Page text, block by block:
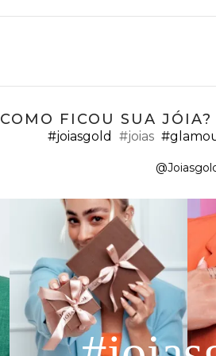
COMO FICOU SUA
#joiasgold #joias